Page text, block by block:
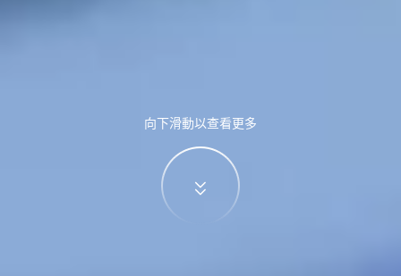
向下滑動以查看更多